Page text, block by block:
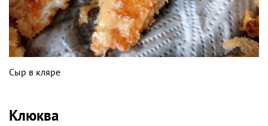
Сыр в кляре
Клюква